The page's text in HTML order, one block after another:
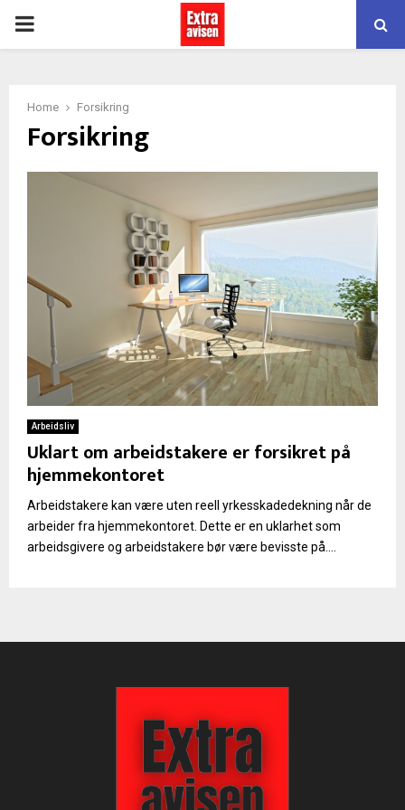
PRIMARY
Home Forsikring
Forsikring
Arbeidsliv
Uklart om arbeidstakere er forsikret på
hjemmekontoret
Arbeidstakere kan være uten reell yrkesskadedekning når de
arbeider fra hjemmekontoret. Dette er en uklarhet som
arbeidsgivere og arbeidstakere bør være bevisste på....